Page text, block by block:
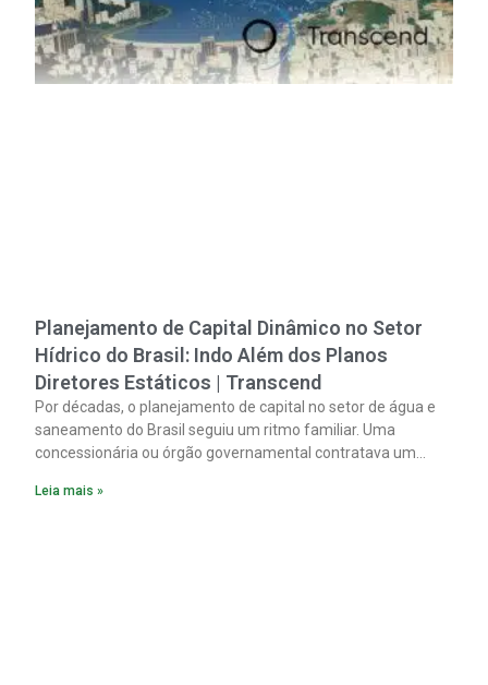
Planejamento de Capital Dinâmico no Setor
Hídrico do Brasil: Indo Além dos Planos
Diretores Estáticos | Transcend
Por décadas, o planejamento de capital no setor de água e
saneamento do Brasil seguiu um ritmo familiar. Uma
concessionária ou órgão governamental contratava um
Leia mais »